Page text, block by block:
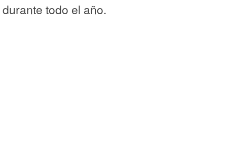
durante todo el año.